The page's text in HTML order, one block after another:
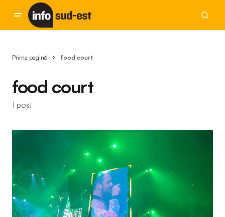
Prima pagină food court
food court
1 post